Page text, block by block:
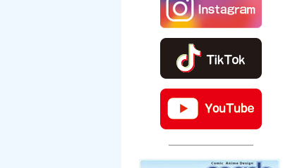
――――――――――